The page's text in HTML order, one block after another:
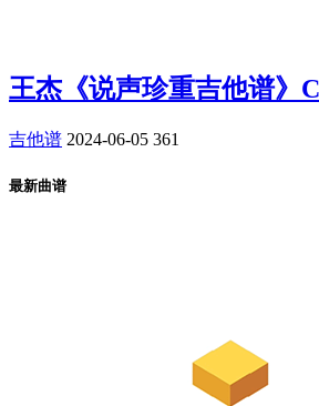
王杰《说声珍重吉他谱》
吉他谱 2024-06-05 361
最新曲谱